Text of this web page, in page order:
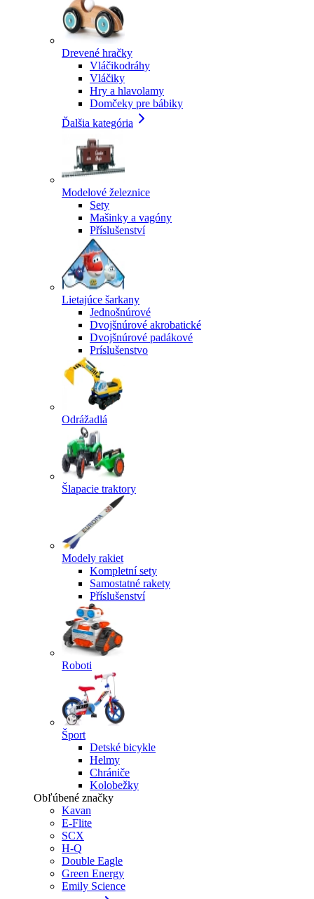
Drevené hračky
Vláčikodráhy
Vláčiky
Hry a hlavolamy
Domčeky pre bábiky
Ďalšia kategória
Modelové železnice
Sety
Mašinky a vagóny
Příslušenství
Lietajúce šarkany
Jednošnúrové
Dvojšnúrové akrobatické
Dvojšnúrové padákové
Príslušenstvo
Odrážadlá
Šlapacie traktory
Modely rakiet
Kompletní sety
Samostatné rakety
Příslušenství
Roboti
Šport
Detské bicykle
Helmy
Chrániče
Kolobežky
Obľúbené značky
Kavan
E-Flite
SCX
H-Q
Double Eagle
Green Energy
Emily Science